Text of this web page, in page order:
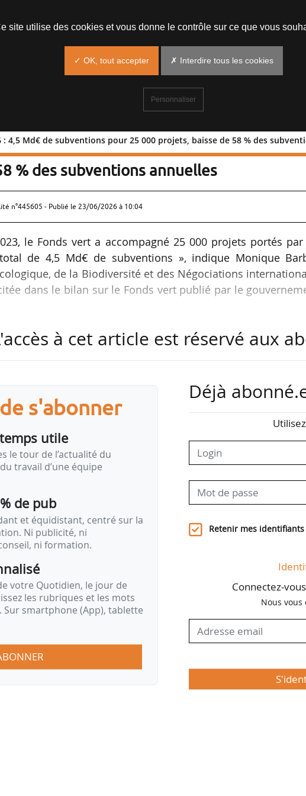
: 4,5 Md€ de subventions pour 25 000 projets, baisse de 58 % des
: 4,5 Md€ de subventions pour 25 000
% des subventions annuelles
n°445605 - Publié le 23/06/2026 à 10:04
le Fonds vert a accompagné 25 000 projets portés par
de 4,5 Md€ de subventions », indique Monique
de la Biodiversité et des Négociations
dans le bilan sur le Fonds vert publié par le
vise à accélérer la transition écologique dans les
le Fonds vert produit un effet levier majeur : 4,5 Md€
Md€ d’investissements publics et privés au service de
également Monique Barbut.
en charge du Fonds vert avaient annoncé qu’il
d’une enveloppe de 837 M€ ». Après une dotation
de 1,6 Md€ en 2024, et 896 M€ en…
à cet article est réservé aux
s'abonner
utile
le tour de l’actualité du
travail d’une équipe
de pub
et équidistant, centré sur la
Ni publicité, ni
ni formation.
votre Quotidien, le jour de
les rubriques et les mots
Sur smartphone (App), tablette
Déjà
Retenir mes identifiants
Connectez-
Nous vous
site utilise des cookies et vous donne le contrôle sur ce que vous
✓ OK, tout accepter ✗ Interdire tous les cookies
Personnaliser